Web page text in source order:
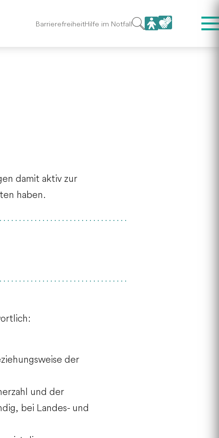
BarrierefreiheitHilfe im Notfall
damit aktiv zur
haben.
der
und der
bei Landes- und